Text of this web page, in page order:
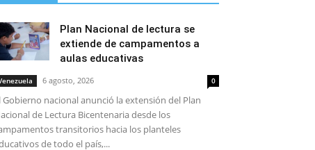
Plan Nacional de lectura se
extiende de campamentos a
aulas educativas
6 agosto, 2026 0
Gobierno nacional anunció la extensión del Plan
de Lectura Bicentenaria desde los
transitorios hacia los planteles
de todo el país,...